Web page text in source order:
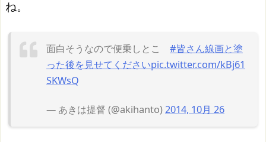
ね。
面白そうなので便乗しとこ #皆さん線画と塗
った後を見せてくださいpic.twitter.com/kBj61
SKWsQ
— あきは提督 (@akihanto)2014, 10月 26